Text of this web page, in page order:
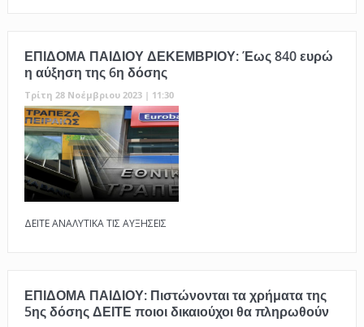
ΕΠΙΔΟΜΑ ΠΑΙΔΙΟΥ ΔΕΚΕΜΒΡΙΟΥ: Έως 840 ευρώ
η αύξηση της 6η δόσης
Τρίτη 28 Νοέμβριου 2023 | 11:30
ΔΕΙΤΕ ΑΝΑΛΥΤΙΚΑ ΤΙΣ ΑΥΞΗΣΕΙΣ
ΕΠΙΔΟΜΑ ΠΑΙΔΙΟΥ: Πιστώνονται τα χρήματα της
5ης δόσης ΔΕΙΤΕ ποιοι δικαιούχοι θα πληρωθούν